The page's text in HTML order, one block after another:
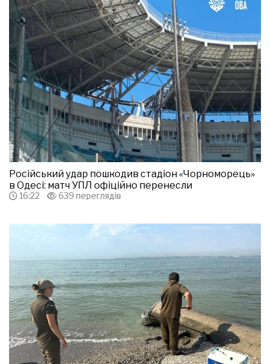
Російський удар пошкодив стадіон «Чорноморець»
в Одесі: матч УПЛ офіційно перенесли
16:22 639 переглядів